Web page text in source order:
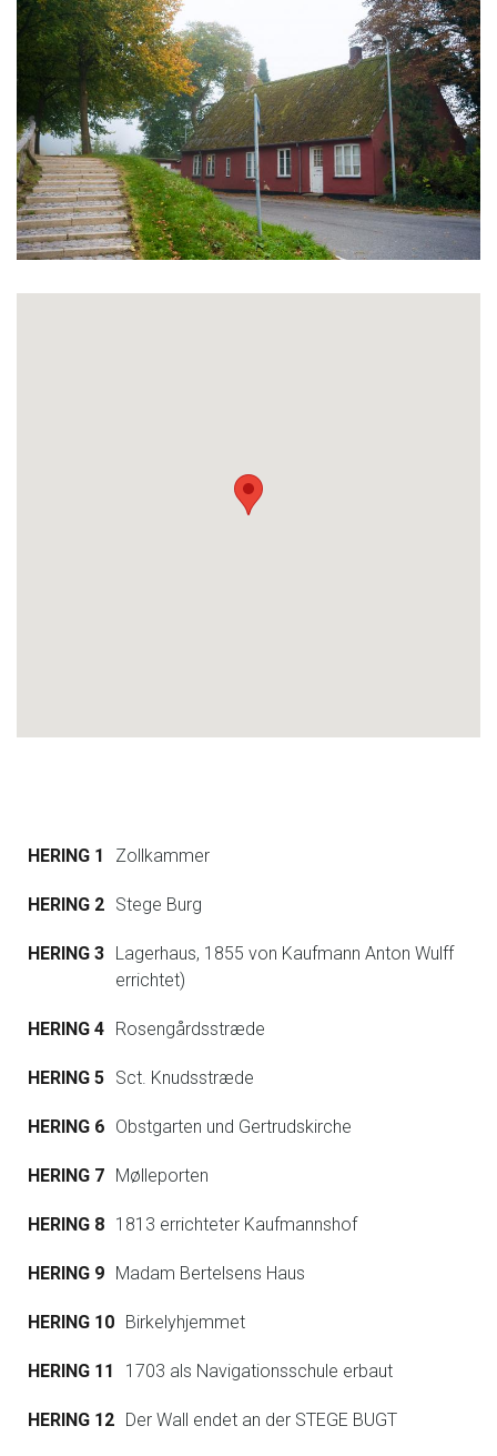
HERING 1 Zollkammer
HERING 2 Stege Burg
HERING 3 Lagerhaus, 1855 von Kaufmann Anton Wulff
errichtet)
HERING 4 Rosengårdsstræde
HERING 5 Sct. Knudsstræde
HERING 6 Obstgarten und Gertrudskirche
HERING 7 Mølleporten
HERING 8 1813 errichteter Kaufmannshof
HERING 9 Madam Bertelsens Haus
HERING 10 Birkelyhjemmet
HERING 11 1703 als Navigationsschule erbaut
HERING 12 Der Wall endet an der STEGE BUGT